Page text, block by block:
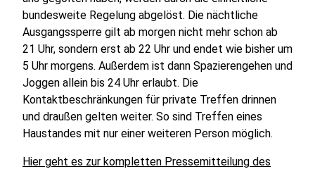
bundesweite Regelung abgelöst. Die nächtliche
Ausgangssperre gilt ab morgen nicht mehr schon ab
21 Uhr, sondern erst ab 22 Uhr und endet wie bisher um
5 Uhr morgens. Außerdem ist dann Spazierengehen und
Joggen allein bis 24 Uhr erlaubt. Die
Kontaktbeschränkungen für private Treffen drinnen
und draußen gelten weiter. So sind Treffen eines
Haustandes mit nur einer weiteren Person möglich.
Hier geht es zur kompletten Pressemitteilung des